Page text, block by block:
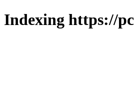
Indexing https://